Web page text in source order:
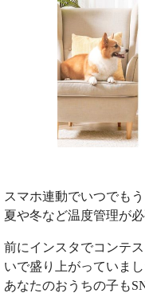
スマホ連動でいつでも
夏や冬など温度管理が
前にインスタでコンテ
いで盛り上がっていまし
あなたのおうちの子も